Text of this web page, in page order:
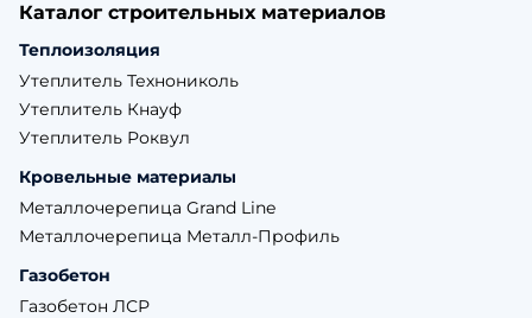
Каталог строительных материалов
Теплоизоляция
Утеплитель Технониколь
Утеплитель Кнауф
Утеплитель Роквул
Кровельные материалы
Металлочерепица Grand Line
Металлочерепица Металл-Профиль
Газобетон
Газобетон ЛСР